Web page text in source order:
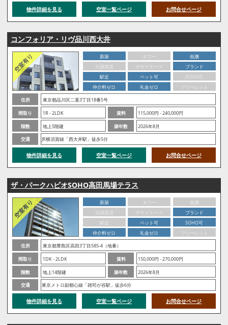
物件詳細を見る 空室一覧ページ お問合せページ
コンフォリア・リヴ品川西大井
新築 タワー
低層
分譲賃貸
デザイナーズ
ブランド
駅近
ペット可
SOHO可
仲介料ゼロ
礼金ゼロ
フリーレント
住所
東京都品川区二葉3丁目18番5号
間取り
1R - 2LDK 賃料
115,000円 - 240,000円
階数
地上5階建 築年数
2026年8月
交通
JR横須賀線「西大井駅」徒歩5分
物件詳細を見る 空室一覧ページ お問合せページ
ザ・パークハビオSOHO高田馬場テラス
新築 タワー
低層
分譲賃貸
デザイナーズ
ブランド
駅近
ペット可
SOHO可
仲介料ゼロ
礼金ゼロ
フリーレント
住所
東京都豊島区高田3丁目585-4（地番）
間取り
1DK - 2LDK 賃料
150,000円 - 270,000円
階数
地上14階建 築年数
2026年8月
交通
東京メトロ副都心線「雑司が谷駅」徒歩6分
物件詳細を見る 空室一覧ページ お問合せページ